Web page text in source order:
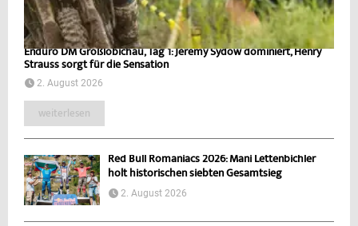
Enduro DM Großlöbichau, Tag 1: Jeremy Sydow dominiert, Henry
Strauss sorgt für die Sensation
2. August 2026
weiterlesen
Red Bull Romaniacs 2026: Mani Lettenbichler
holt historischen siebten Gesamtsieg
2. August 2026